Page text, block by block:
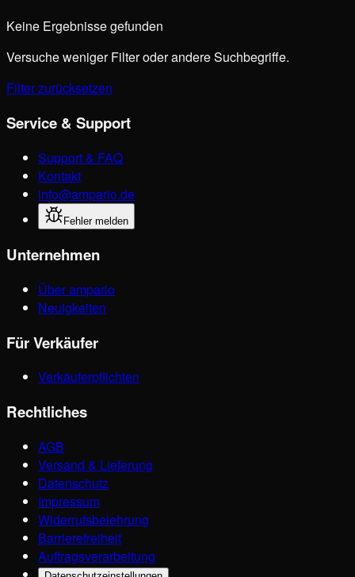
Keine Ergebnisse gefunden
Versuche weniger Filter oder andere Suchbegriffe.
Filter zurücksetzen
Service & Support
Support & FAQ
Kontakt
info@ampario.de
Fehler melden
Unternehmen
Über ampario
Neuigkeiten
Für Verkäufer
Verkäuferpflichten
Rechtliches
AGB
Versand & Lieferung
Datenschutz
Impressum
Widerrufsbelehrung
Barrierefreiheit
Auftragsverarbeitung